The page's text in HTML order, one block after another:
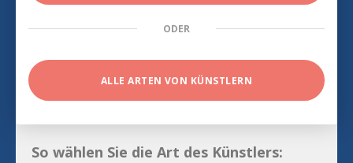
ODER
ALLE ARTEN VON KÜNSTLERN
So wählen Sie die Art des Künstlers: